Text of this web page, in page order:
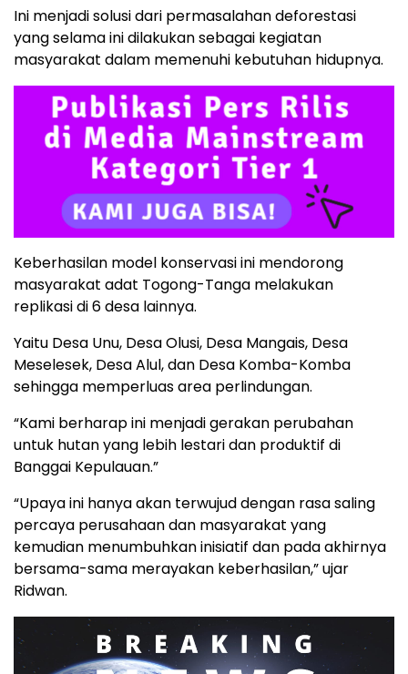
Ini menjadi solusi dari permasalahan deforestasi
yang selama ini dilakukan sebagai kegiatan
masyarakat dalam memenuhi kebutuhan hidupnya.
Keberhasilan model konservasi ini mendorong
masyarakat adat Togong-Tanga melakukan
replikasi di 6 desa lainnya.
Yaitu Desa Unu, Desa Olusi, Desa Mangais, Desa
Meselesek, Desa Alul, dan Desa Komba-Komba
sehingga memperluas area perlindungan.
“Kami berharap ini menjadi gerakan perubahan
untuk hutan yang lebih lestari dan produktif di
Banggai Kepulauan.”
“Upaya ini hanya akan terwujud dengan rasa saling
percaya perusahaan dan masyarakat yang
kemudian menumbuhkan inisiatif dan pada akhirnya
bersama-sama merayakan keberhasilan,” ujar
Ridwan.